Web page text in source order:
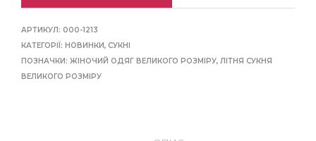
АРТИКУЛ: 000-1213
КАТЕГОРІЇ: НОВИНКИ, СУКНІ
ПОЗНАЧКИ: ЖІНОЧИЙ ОДЯГ ВЕЛИКОГО РОЗМІРУ, ЛIТНЯ СУКНЯ
ВЕЛИКОГО РОЗМIРУ